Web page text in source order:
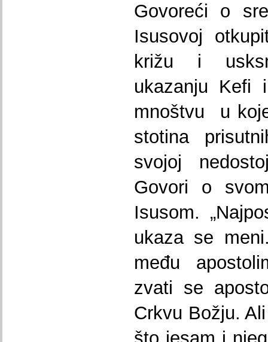
Govoreći o
Isusovoj
križu i
ukazanju Kefi
mnoštvu u
stotina
svojoj
Govori o
Isusom.
ukaza se
među
zvati se
Crkvu Božju.
što jesam i